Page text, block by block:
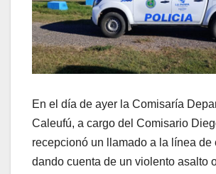
En el día de ayer la Comisaría
Caleufú, a cargo del Comisario
recepcionó un llamado a la línea de
dando cuenta de un violento asalto